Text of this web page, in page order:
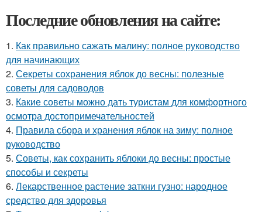
Последние обновления на сайте:
1. Как правильно сажать малину: полное руководство
для начинающих
2. Секреты сохранения яблок до весны: полезные
советы для садоводов
3. Какие советы можно дать туристам для комфортного
осмотра достопримечательностей
4. Правила сбора и хранения яблок на зиму: полное
руководство
5. Советы, как сохранить яблоки до весны: простые
способы и секреты
6. Лекарственное растение заткни гузно: народное
средство для здоровья